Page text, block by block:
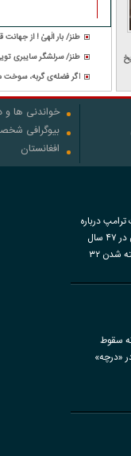
طنز/ بار الٰهیٰ ! از جهانت
طنز/ سرلشگر سایبری
اگر فضله‌ی گربه، سوخت
خواندنی ها و
بیوگرافی
افغانستان
ترامپ درباره
اقدامات ایران در ۴۷ سال
گذشته و کشته شدن ۳۲
سقوط
«درچه»